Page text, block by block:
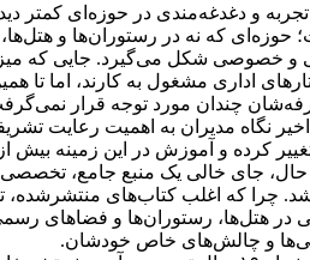
و دغدغه‌مندی در حوزه‌ای کمتر
حوزه‌ای که نه در رستوران‌ها و هتل‌ها،
و خصوصی شکل می‌گیرد. جایی که
اداری مشغول به کارند، اما تا
چندان مورد توجه قرار
نگاه مدیران به اهمیت رعایت
تغییر کرده و آموزش در این زمینه بیش
حال، جای خالی یک منبع جامع،
چرا که اغلب کتاب‌های منتشرشده،
در هتل‌ها، رستوران‌ها و فضاهای
و چالش‌های خاص خودشان.